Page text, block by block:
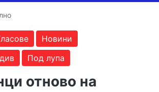
Новини
Под лупа
отново на